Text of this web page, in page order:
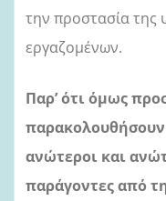
την προστασία της
εργαζομένων.
Παρ’ ότι όμως
παρακολουθήσουν
ανώτεροι και
παράγοντες από